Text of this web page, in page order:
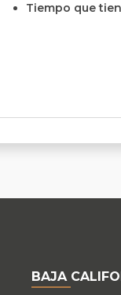
Tiempo que
BAJA